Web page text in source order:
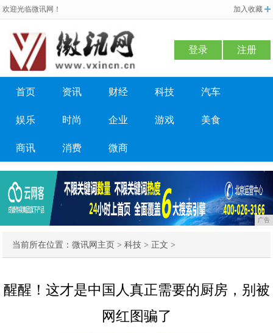
欢迎光临微讯网！ 加入收藏
登录 注册
首页 资讯 财经 科技 汽车
娱乐 时尚 企业 游戏 美食
商讯 消费 微商
广告
当前所在位置：微讯网主页 >科技 > 正文 >
醒醒！这才是中国人真正需要的厨房，别被
网红图骗了